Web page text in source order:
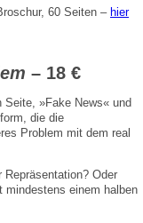
60 Seiten –hier
– 18 €
Seite, »Fake News« und
die die
Problem mit dem real
Oder
einem halben